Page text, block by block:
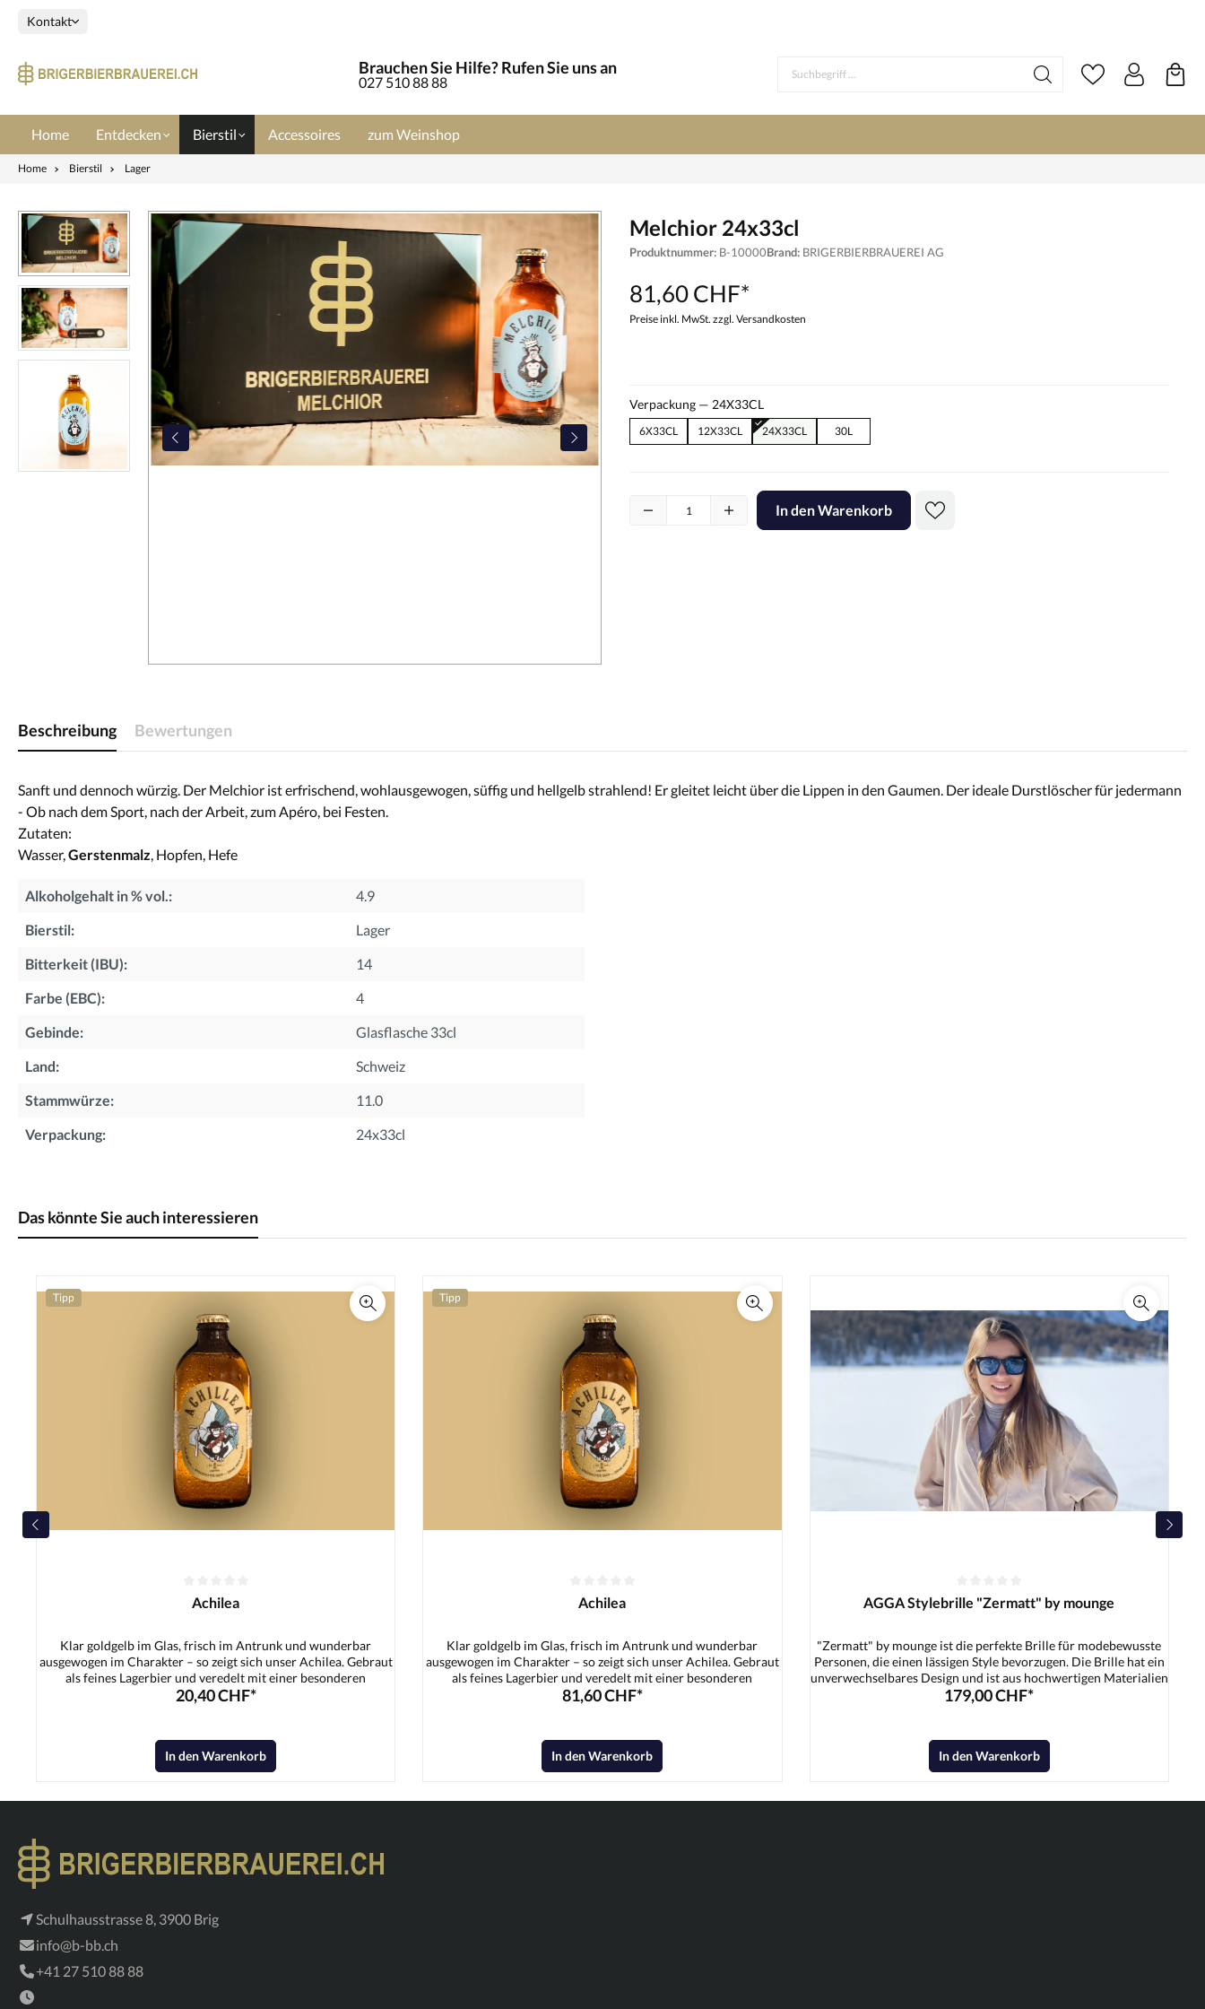
Kontakt
Brauchen Sie Hilfe? Rufen Sie uns an
027 510 88 88
Home Entdecken Bierstil Accessoires zum Weinshop
Home Bierstil Lager
Melchior 24x33cl
Produktnummer: B-10000Brand: BRIGERBIERBRAUEREI AG
81,60 CHF*
Preise inkl. MwSt. zzgl. Versandkosten
Verpackung — 24X33CL
6X33CL 12X33CL 24X33CL 30L
In den Warenkorb
Beschreibung Bewertungen
Sanft und dennoch würzig. Der Melchior ist erfrischend, wohlausgewogen, süffig und hellgelb strahlend! Er gleitet leicht über die Lippen in den Gaumen. Der ideale Durstlöscher für jedermann
- Ob nach dem Sport, nach der Arbeit, zum Apéro, bei Festen.
Zutaten:
Wasser,Gerstenmalz, Hopfen, Hefe
Alkoholgehalt in % vol.:
4.9
Bierstil:
Lager
Bitterkeit (IBU):
14
Farbe (EBC):
4
Gebinde:
Glasflasche 33cl
Land:
Schweiz
Stammwürze:
11.0
Verpackung:
24x33cl
Das könnte Sie auch interessieren
Tipp
Achilea
Klar goldgelb im Glas, frisch im Antrunk und wunderbar
ausgewogen im Charakter – so zeigt sich unser Achilea. Gebraut
als feines Lagerbier und veredelt mit einer besonderen
Schafgarbe, bekommt dieses Bier genau das, was ihm seinen
dem schlanken Malzkörper und einer sanften, sauber
eingebundenen Bittere. Das Ergebnis ist ein erfrischendes,
überraschend vielschichtiges Lager, das leicht trinkbar bleibt –
20,40 CHF*
In den Warenkorb
Tipp
Achilea
Klar goldgelb im Glas, frisch im Antrunk und wunderbar
ausgewogen im Charakter – so zeigt sich unser Achilea. Gebraut
als feines Lagerbier und veredelt mit einer besonderen
Schafgarbe, bekommt dieses Bier genau das, was ihm seinen
dem schlanken Malzkörper und einer sanften, sauber
eingebundenen Bittere. Das Ergebnis ist ein erfrischendes,
überraschend vielschichtiges Lager, das leicht trinkbar bleibt –
81,60 CHF*
In den Warenkorb
AGGA Stylebrille "Zermatt" by mounge
"Zermatt" by mounge ist die perfekte Brille für modebewusste
Personen, die einen lässigen Style bevorzugen. Die Brille hat ein
unverwechselbares Design und ist aus hochwertigen Materialien
gefertigt. Sie ist leicht und sitzt perfekt. Die Gläser sind kratzfest
179,00 CHF*
In den Warenkorb
Schulhausstrasse 8, 3900 Brig
info@b-bb.ch
+41 27 510 88 88